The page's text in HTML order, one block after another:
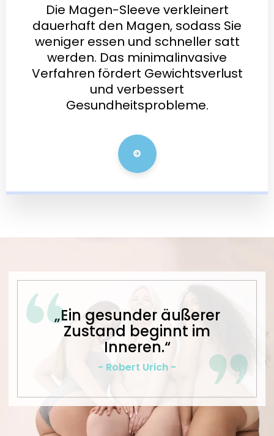
Die Magen-Sleeve verkleinert
dauerhaft den Magen, sodass Sie
weniger essen und schneller satt
werden. Das minimalinvasive
Verfahren fördert Gewichtsverlust
und verbessert
Gesundheitsprobleme.
„Ein gesunder äußerer
Zustand beginnt im
Inneren.“
- Robert Urich -